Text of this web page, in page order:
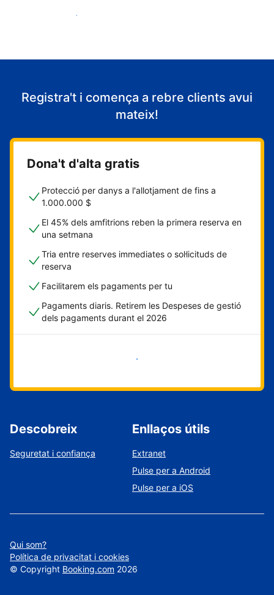
Comença a rebre clients
Registra't i comença a rebre clients avui
mateix!
Dona't d'alta gratis
Protecció per danys a l'allotjament de fins a
1.000.000 $
El 45% dels amfitrions reben la primera reserva en
una setmana
Tria entre reserves immediates o sol·licituds de
reserva
Facilitarem els pagaments per tu
Pagaments diaris. Retirem les Despeses de gestió
dels pagaments durant el 2026
Comença ara
Descobreix
Seguretat i confiança
Enllaços útils
Extranet
Pulse per a Android
Pulse per a iOS
Qui som?
Política de privacitat i cookies
© Copyright Booking.com 2026